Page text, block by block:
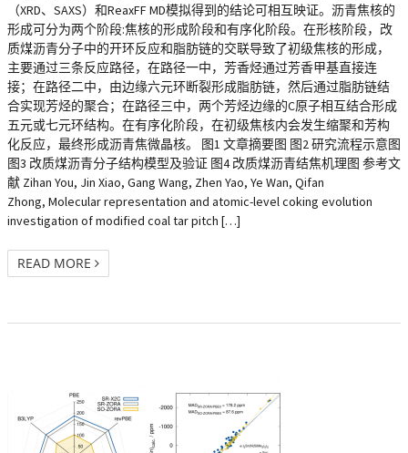
（XRD、SAXS）和ReaxFF MD模拟得到的结论可相互映证。沥青焦核的
形成可分为两个阶段:焦核的形成阶段和有序化阶段。在形核阶段，改
质煤沥青分子中的开环反应和脂肪链的交联导致了初级焦核的形成，
主要通过三条反应路径，在路径一中，芳香烃通过芳香甲基直接连
接；在路径二中，由边缘六元环断裂形成脂肪链，然后通过脂肪链结
合实现芳烃的聚合；在路径三中，两个芳烃边缘的C原子相互结合形成
五元或七元环结构。在有序化阶段，在初级焦核内会发生缩聚和芳构
化反应，最终形成沥青焦微晶核。 图1 文章摘要图 图2 研究流程示意图
图3 改质煤沥青分子结构模型及验证 图4 改质煤沥青结焦机理图 参考文
献 Zihan You, Jin Xiao, Gang Wang, Zhen Yao, Ye Wan, Qifan
Zhong, Molecular representation and atomic-level coking evolution
investigation of modified coal tar pitch […]
READ MORE